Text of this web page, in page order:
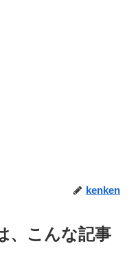
kenken
、こんな記事